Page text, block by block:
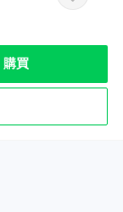
購買